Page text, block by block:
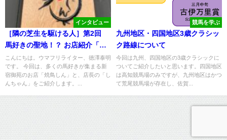
インタビュー
［隣の芝生を駆ける人］第2回
馬好きの聖地！？ お店紹介「焼
鳥しん」
こんにちは。ウマフリライター、徳澤泰明
です。 今回は、多くの馬好きが集まる新
宿御苑のお店「焼鳥しん」と、店長の「し
んちゃん」をご紹介します。...
競馬を学ぶ
九州地区・四国地区3歳クラシッ
ク路線について
今回は九州、四国地区の3歳クラシックに
ついてご紹介したいと思います。四国地区
は高知競馬場のみですが、九州地区はかつ
て荒尾競馬場が存在し、佐賀...